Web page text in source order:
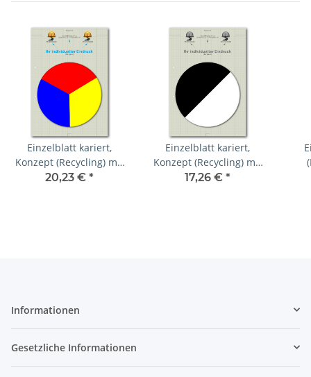
Einzelblatt kariert,
Konzept (Recycling) mit
Eindruck-Farbe, 1 Pack
20,23 € *
Einzelblatt kariert,
Konzept (Recycling) mit
Eindruck in S/W, 1 Pack
17,26 € *
Informationen
Gesetzliche Informationen